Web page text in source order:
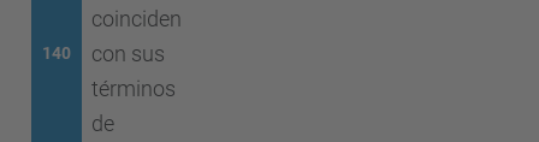
140
coinciden
con sus
términos
de